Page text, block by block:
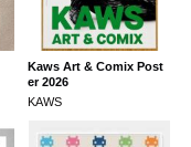
Kaws Art & Comix Post
er 2026
KAWS